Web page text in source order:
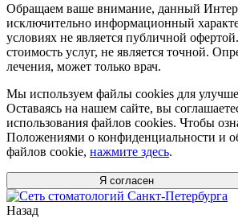
Обращаем ваше внимание, данный
исключительно информационный
условиях не является публичной
стоимость услуг, не является точной.
лечения, может только врач.
Мы используем файлы cookies для
Оставаясь на нашем сайте, вы
использования файлов cookies. Чтобы
Положениями о конфиденциальности и
файлов cookie, нажмите здесь.
Я согласен
Назад